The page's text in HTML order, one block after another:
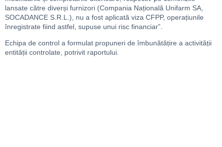
lansate către diverși furnizori (Compania Națională Unifarm SA,
SOCADANCE S.R.L.), nu a fost aplicată viza CFPP, operațiunile
înregistrate fiind astfel, supuse unui risc financiar”.
Echipa de control a formulat propuneri de îmbunătățire a activității
entității controlate, potrivit raportului.